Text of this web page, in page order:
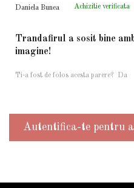
Daniela Bunea Achizitie verificata
Trandafirul a sosit bine
imagine!
Ti-a fost de folos acesta parere? Da
Autentifica-te pentru